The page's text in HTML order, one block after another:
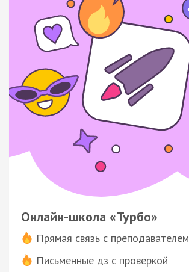
Онлайн-школа «Турбо»
Прямая связь с преподавателем
Письменные дз с проверкой